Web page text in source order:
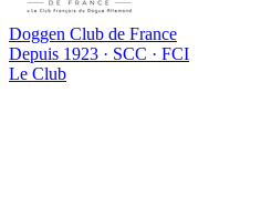
Doggen Club de France
Depuis 1923 · SCC · FCI
Le Club